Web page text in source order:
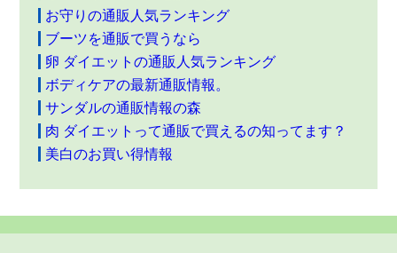
お守りの通販人気ランキング
ブーツを通販で買うなら
卵 ダイエットの通販人気ランキング
ボディケアの最新通販情報。
サンダルの通販情報の森
肉 ダイエットって通販で買えるの知ってます？
美白のお買い得情報